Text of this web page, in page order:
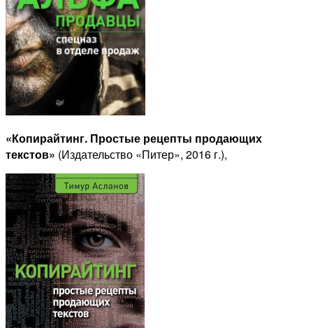
«Копирайтинг. Простые рецепты продающих
текстов» (Издательство «Питер», 2016 г.),